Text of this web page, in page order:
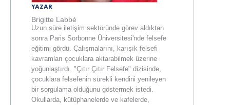
YAZAR
Brigitte Labbé
Uzun süre iletişim sektöründe görev aldıktan
sonra Paris Sorbonne Üniversitesi'nde felsefe
eğitimi gördü. Çalışmalarını, karışık felsefi
kavramları çocuklara aktarabilmek üzerine
yoğunlaştırdı. "Çıtır Çıtır Felsefe" dizisinde,
çocuklara felsefenin sürekli kendini yenileyen
bir sorgulama olduğunu göstermek istedi.
Okullarda, kütüphanelerde ve kafelerde,